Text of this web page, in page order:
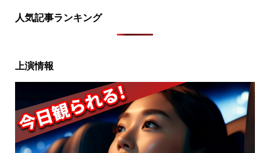
人気記事ランキング
上演情報